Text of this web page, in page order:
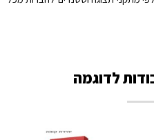
לדוגמה